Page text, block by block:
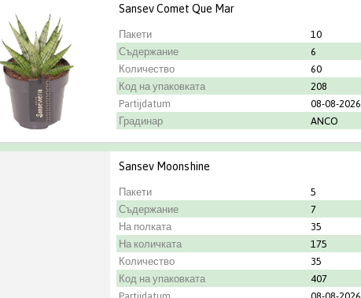
Sansev Comet Que Mar
Пакети 10
Съдержание
6
Количество
60
Код на упаковката
208
Partijdatum
08-08-2026
Градинар
ANCO
Sansev Moonshine
Пакети 5
Съдержание
7
На полката
35
На количката
175
Количество
35
Код на упаковката
407